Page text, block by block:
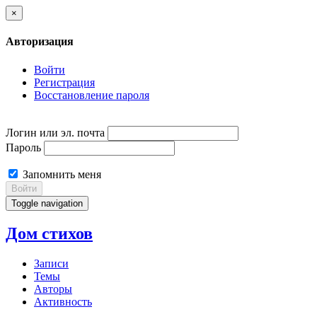
×
Авторизация
Войти
Регистрация
Восстановление пароля
Логин или эл. почта
Пароль
Запомнить меня
Войти
Toggle navigation
Дом стихов
Записи
Темы
Авторы
Активность